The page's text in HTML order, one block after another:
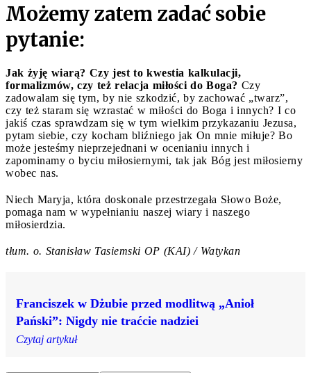
Możemy zatem zadać sobie
pytanie:
Jak żyję wiarą? Czy jest to kwestia kalkulacji,
formalizmów, czy też relacja miłości do Boga? Czy
zadowalam się tym, by nie szkodzić, by zachować „twarz”,
czy też staram się wzrastać w miłości do Boga i innych? I co
jakiś czas sprawdzam się w tym wielkim przykazaniu Jezusa,
pytam siebie, czy kocham bliźniego jak On mnie miłuje? Bo
może jesteśmy nieprzejednani w ocenianiu innych i
zapominamy o byciu miłosiernymi, tak jak Bóg jest miłosierny
wobec nas.
Niech Maryja, która doskonale przestrzegała Słowo Boże,
pomaga nam w wypełnianiu naszej wiary i naszego
miłosierdzia.
tłum. o. Stanisław Tasiemski OP (KAI) / Watykan
Franciszek w Dżubie przed modlitwą „Anioł
Pański”: Nigdy nie traćcie nadziei
Czytaj artykuł